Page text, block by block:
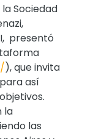
Sociedad
presentó
), que invita
así
la
las